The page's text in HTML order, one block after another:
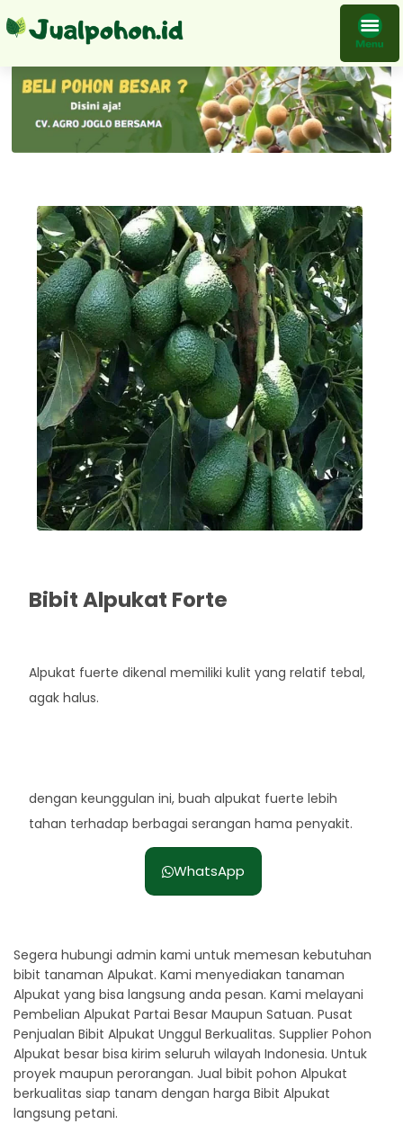
Bibit Pohon Alpukat Forte Mudah Tumbuh Harga Grosir
Bibit Alpukat Forte
Alpukat fuerte dikenal memiliki kulit yang relatif tebal,
agak halus.
dengan keunggulan ini, buah alpukat fuerte lebih
tahan terhadap berbagai serangan hama penyakit.
WhatsApp
Segera hubungi admin kami untuk memesan kebutuhan
bibit tanaman Alpukat. Kami menyediakan tanaman
Alpukat yang bisa langsung anda pesan. Kami melayani
Pembelian Alpukat Partai Besar Maupun Satuan. Pusat
Penjualan Bibit Alpukat Unggul Berkualitas. Supplier Pohon
Alpukat besar bisa kirim seluruh wilayah Indonesia. Untuk
proyek maupun perorangan. Jual bibit pohon Alpukat
berkualitas siap tanam dengan harga Bibit Alpukat
langsung petani.